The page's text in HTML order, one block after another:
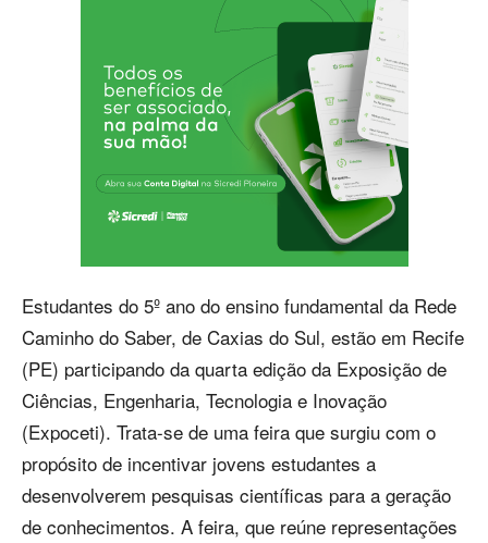
Estudantes do 5º ano do ensino fundamental da Rede
Caminho do Saber, de Caxias do Sul, estão em Recife
(PE) participando da quarta edição da Exposição de
Ciências, Engenharia, Tecnologia e Inovação
(Expoceti). Trata-se de uma feira que surgiu com o
propósito de incentivar jovens estudantes a
desenvolverem pesquisas científicas para a geração
de conhecimentos. A feira, que reúne representações